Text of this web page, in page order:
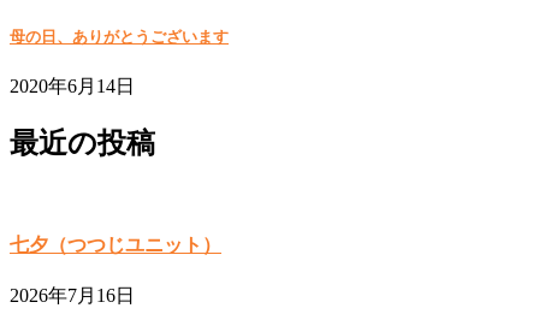
母の日、ありがとうございます
2020年6月14日
最近の投稿
七夕（つつじユニット）
2026年7月16日